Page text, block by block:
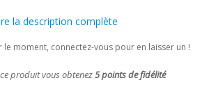
la description complète
le moment, connectez-vous pour en laisser un !
produit vous obtenez5points de fidélité